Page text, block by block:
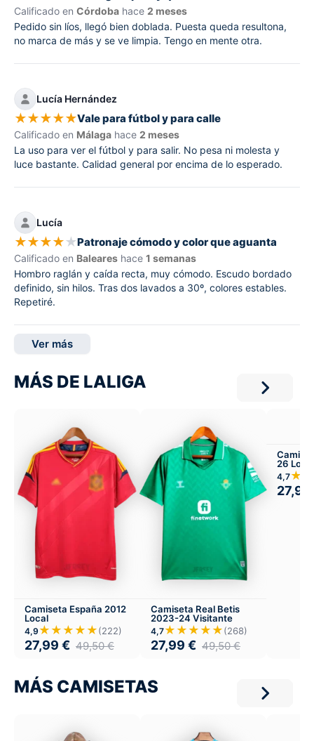
Calificado en Córdoba hace 2 meses
Pedido sin líos, llegó bien doblada. Puesta queda resultona,
no marca de más y se ve limpia. Tengo en mente otra.
Lucía Hernández
★★★★★Vale para fútbol y para calle
Calificado en Málaga hace 2 meses
La uso para ver el fútbol y para salir. No pesa ni molesta y
luce bastante. Calidad general por encima de lo esperado.
Lucía
★★★★★Patronaje cómodo y color que aguanta
Calificado en Baleares hace 1 semanas
Hombro raglán y caída recta, muy cómodo. Escudo bordado
definido, sin hilos. Tras dos lavados a 30º, colores estables.
Repetiré.
Ver más
MÁS DE LALIGA
Camiseta España 2012
Local
4,9 ★★★★★(222)
27,99 € 49,50€
Camiseta Real Betis
2023-24 Visitante
4,7★★★★★(268)
27,99 € 49,50€
26 Local
4,7
27,99
MÁS CAMISETAS